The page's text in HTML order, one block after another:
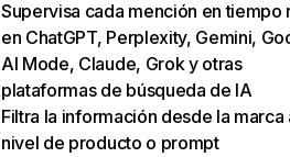
Supervisa cada mención en tiempo
en ChatGPT, Perplexity, Gemini,
AI Mode, Claude, Grok y otras
plataformas de búsqueda de IA
Filtra la información desde la marca
nivel de producto o prompt